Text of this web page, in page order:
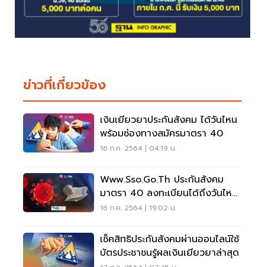
ข่าวที่เกี่ยวข้อง
เงินเยียวยาประกันสังคม ได้วันไหน
พร้อมช่องทางสมัครมาตรา 40
16 ก.ค. 2564 | 04:19 น.
Www.sso.go.th ประกันสังคม
มาตรา 40 ลงทะเบียนได้ถึงวันไหน
เช็คที่นี่
16 ก.ค. 2564 | 19:02 น.
เช็คสิทธิประกันสังคมผ่านออนไลน์ใช้
บัตรประชาชนรู้ผลเงินเยียวยาล่าสุด